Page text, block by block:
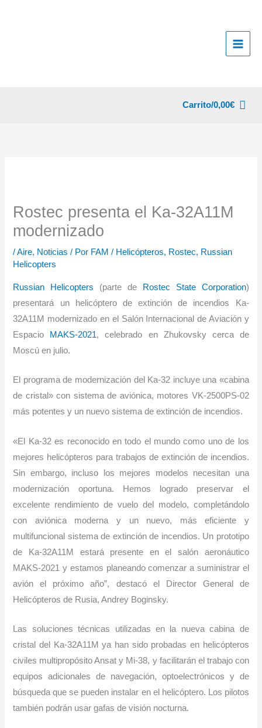
Carrito/0,00€
Rostec presenta el Ka-32A11M
modernizado
/Aire, Noticias / Por FAM/ Helicópteros, Rostec, Russian
Helicopters
Russian Helicopters (parte de Rostec State Corporation)
presentará un helicóptero de extinción de incendios Ka-
32A11M modernizado en el Salón Internacional de Aviación y
Espacio MAKS-2021, celebrado en Zhukovsky cerca de
Moscú en julio.
El programa de modernización del Ka-32 incluye una «cabina
de cristal» con sistema de aviónica, motores VK-2500PS-02
más potentes y un nuevo sistema de extinción de incendios.
«El Ka-32 es reconocido en todo el mundo como uno de los
mejores helicópteros para trabajos de extinción de incendios.
Sin embargo, incluso los mejores modelos necesitan una
modernización oportuna. Hemos logrado preservar el
excelente rendimiento de vuelo del modelo, completándolo
con aviónica moderna y un nuevo, más eficiente y
multifuncional sistema de extinción de incendios. Un prototipo
de Ka-32A11M estará presente en el salón aeronáutico
MAKS-2021 y estamos planeando comenzar a suministrar el
avión el próximo año”, destacó el Director General de
Helicópteros de Rusia, Andrey Boginsky.
Las soluciones técnicas utilizadas en la nueva cabina de
cristal del Ka-32A11M ya han sido probadas en helicópteros
civiles multipropósito Ansat y Mi-38, y facilitarán el trabajo con
equipos adicionales de navegación, optoelectrónicos y de
búsqueda que se pueden instalar en el helicóptero. Los pilotos
también podrán usar gafas de visión nocturna.